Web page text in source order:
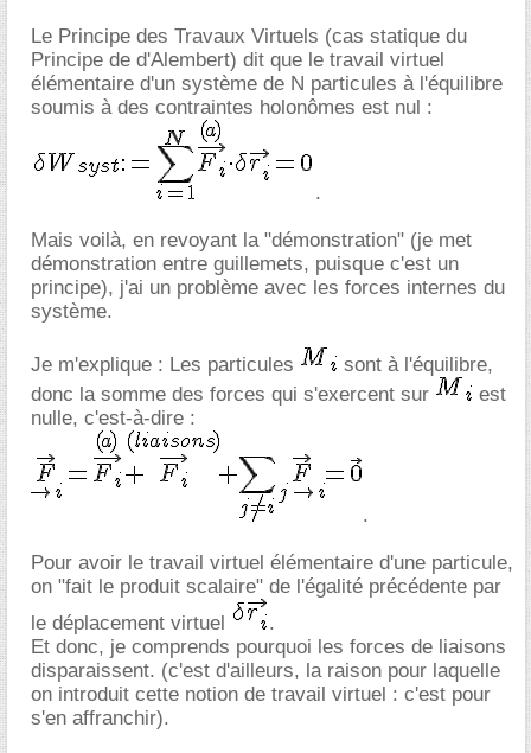
Le Principe des Travaux Virtuels (cas statique du
Principe de d'Alembert) dit que le travail virtuel
élémentaire d'un système de N particules à l'équilibre
soumis à des contraintes holonômes est nul :
.
Mais voilà, en revoyant la "démonstration" (je met
démonstration entre guillemets, puisque c'est un
principe), j'ai un problème avec les forces internes du
système.
Je m'explique : Les particules
sont à l'équilibre,
donc la somme des forces qui s'exercent sur
est
nulle, c'est-à-dire :
.
Pour avoir le travail virtuel élémentaire d'une particule,
on "fait le produit scalaire" de l'égalité précédente par
le déplacement virtuel
.
Et donc, je comprends pourquoi les forces de liaisons
disparaissent. (c'est d'ailleurs, la raison pour laquelle
on introduit cette notion de travail virtuel : c'est pour
s'en affranchir).